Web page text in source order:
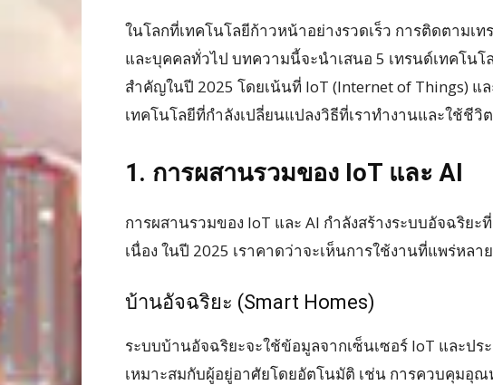
ในโลกที่เทคโนโลยีก้าวหน้าอย่างรวดเร็ว การติดตามเ
และบุคคลทั่วไป บทความนี้จะนำเสนอ 5 เทรนด์เทคโน
สำคัญในปี 2025 โดยเน้นที่ IoT (Internet of Things) แ
เทคโนโลยีที่กำลังเปลี่ยนแปลงวิธีที่เราทำงานและใช้ชีวิต
1. การผสานรวมของ IoT และ AI
การผสานรวมของ IoT และ AI กำลังสร้างระบบอัจฉริย
เนื่อง ในปี 2025 เราคาดว่าจะเห็นการใช้งานที่แพร่หล
บ้านอัจฉริยะ (Smart Homes)
ระบบบ้านอัจฉริยะจะใช้ข้อมูลจากเซ็นเซอร์ IoT และป
เหมาะสมกับผู้อยู่อาศัยโดยอัตโนมัติ เช่น การควบคุมอุ